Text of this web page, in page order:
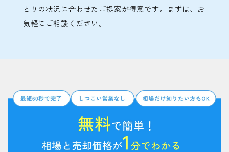
とりの状況に合わせたご提案が得意です。まずは、お
気軽にご相談ください。